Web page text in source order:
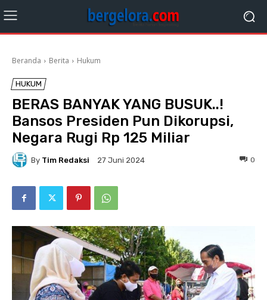
Beranda Berita Hukum
HUKUM
BERAS BANYAK YANG BUSUK..!
Bansos Presiden Pun Dikorupsi,
Negara Rugi Rp 125 Miliar
By Tim Redaksi 27 Juni 2024 0